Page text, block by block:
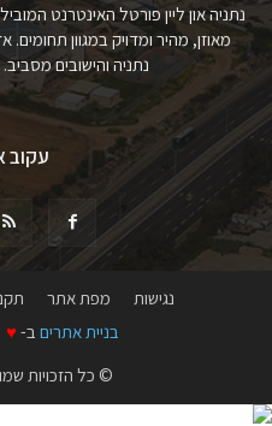
נתניה און ליין פורטל האינטרנט
מאוזן, מהיר ומדויק במגוון
נתניה והישובים מסביב. טלפון:
עקוב
נגישות מפת אתר
בניית אתרים ב- ♥
© כל הזכויות